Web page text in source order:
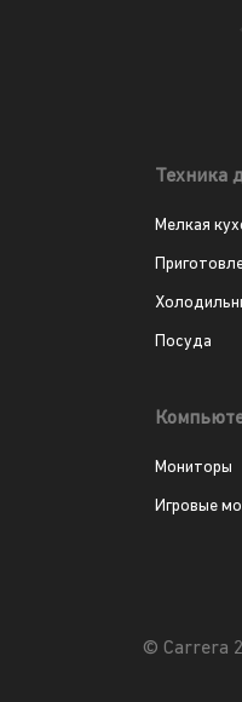
Техника
Мелкая
Посуда
Мониторы
Игровые
© Carrera